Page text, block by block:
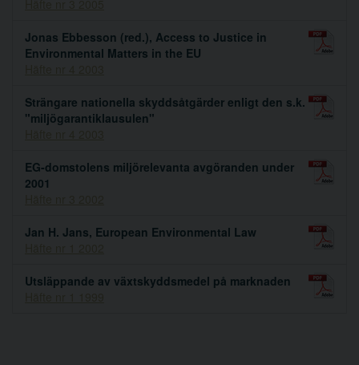
Jonas Ebbesson (red.), Access to Justice in
Environmental Matters in the EU
Strängare nationella skyddsåtgärder enligt den s.k.
"miljögarantiklausulen"
EG-domstolens miljörelevanta avgöranden under
2001
Jan H. Jans, European Environmental Law
Utsläppande av växtskyddsmedel på marknaden